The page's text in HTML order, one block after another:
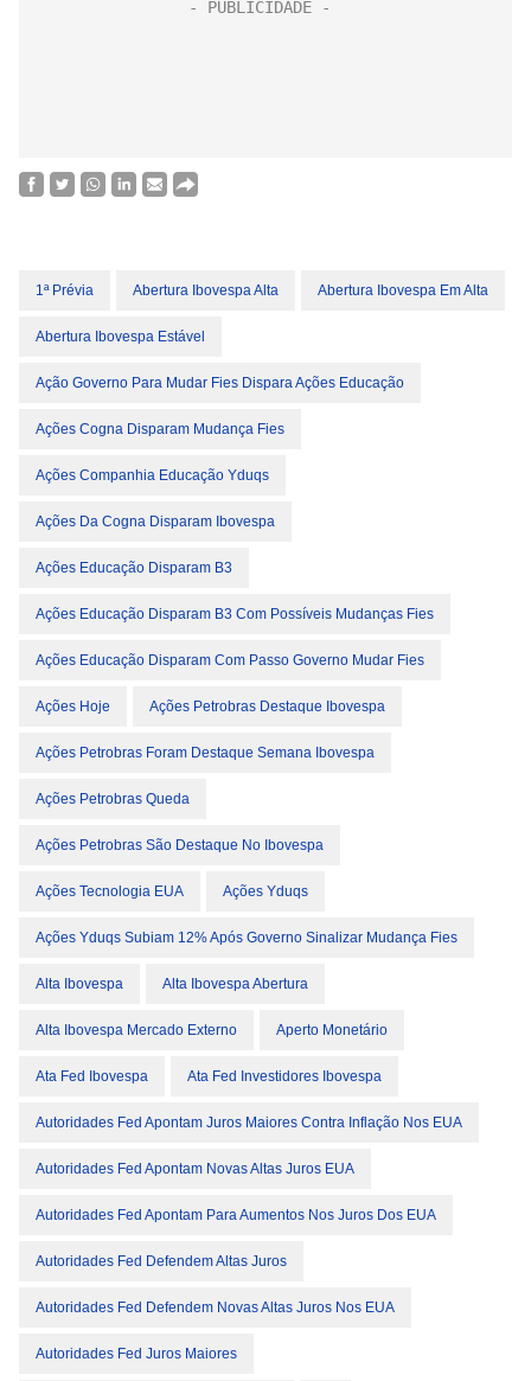
1ª Prévia Abertura Ibovespa Alta Abertura Ibovespa Em Alta
Abertura Ibovespa Estável
Ação Governo Para Mudar Fies Dispara Ações Educação
Ações Cogna Disparam Mudança Fies
Ações Companhia Educação Yduqs
Ações Da Cogna Disparam Ibovespa
Ações Educação Disparam B3
Ações Educação Disparam B3 Com Possíveis Mudanças Fies
Ações Educação Disparam Com Passo Governo Mudar Fies
Ações Hoje Ações Petrobras Destaque Ibovespa
Ações Petrobras Foram Destaque Semana Ibovespa
Ações Petrobras Queda
Ações Petrobras São Destaque No Ibovespa
Ações Tecnologia EUA Ações Yduqs
Ações Yduqs Subiam 12% Após Governo Sinalizar Mudança Fies
Alta Ibovespa Alta Ibovespa Abertura
Alta Ibovespa Mercado Externo Aperto Monetário
Ata Fed Ibovespa Ata Fed Investidores Ibovespa
Autoridades Fed Apontam Juros Maiores Contra Inflação Nos EUA
Autoridades Fed Apontam Novas Altas Juros EUA
Autoridades Fed Apontam Para Aumentos Nos Juros Dos EUA
Autoridades Fed Defendem Altas Juros
Autoridades Fed Defendem Novas Altas Juros Nos EUA
Autoridades Fed Juros Maiores